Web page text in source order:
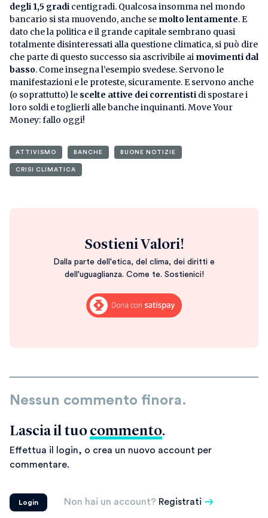
degli 1,5 gradi centigradi. Qualcosa insomma nel mondo
bancario si sta muovendo, anche se molto lentamente. E
dato che la politica e il grande capitale sembrano quasi
totalmente disinteressati alla questione climatica, si può dire
che parte di questo successo sia ascrivibile ai movimenti dal
basso. Come insegna l’esempio svedese. Servono le
manifestazioni e le proteste, sicuramente. E servono anche
(o soprattutto) le scelte attive dei correntisti di spostare i
loro soldi e toglierli alle banche inquinanti. Move Your
Money: fallo oggi!
ATTIVISMO BANCHE BUONE NOTIZIE
CRISI CLIMATICA
Sostieni Valori!
Dalla parte dell'etica, del clima, dei diritti e
dell'uguaglianza. Come te. Sostienici!
Nessun commento finora.
Lascia il tuo commento.
Effettua il login, o crea un nuovo account per
commentare.
Login Non hai un account? Registrati